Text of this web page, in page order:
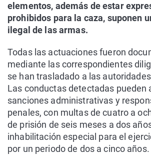
elementos, además de estar
prohibidos para la caza, suponen
ilegal de las armas.
Todas las actuaciones fueron
mediante las correspondientes
se han trasladado a las
Las conductas detectadas pueden
sanciones administrativas y
penales, con multas de cuatro a
de prisión de seis meses a dos
inhabilitación especial para el
por un periodo de dos a cinco años.